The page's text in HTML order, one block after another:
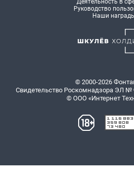
Деятельность в
Руководство
Наши
© 2000-2026
Свидетельство Роскомнадзора ЭЛ №
© ООО «Интернет